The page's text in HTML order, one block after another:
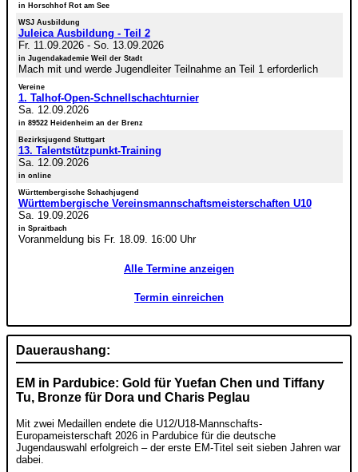
in Horschhof Rot am See
WSJ Ausbildung
Juleica Ausbildung - Teil 2
Fr. 11.09.2026- So. 13.09.2026
in Jugendakademie Weil der Stadt
Mach mit und werde Jugendleiter Teilnahme an Teil 1 erforderlich
Vereine
1. Talhof-Open-Schnellschachturnier
Sa. 12.09.2026
in 89522 Heidenheim an der Brenz
Bezirksjugend Stuttgart
13. Talentstützpunkt-Training
Sa. 12.09.2026
in online
Württembergische Schachjugend
Württembergische Vereinsmannschaftsmeisterschaften U10
Sa. 19.09.2026
in Spraitbach
Voranmeldung bis Fr. 18.09. 16:00 Uhr
Alle Termine anzeigen
Termin einreichen
Daueraushang:
EM in Pardubice: Gold für Yuefan Chen und Tiffany
Tu, Bronze für Dora und Charis Peglau
Mit zwei Medaillen endete die U12/U18-Mannschafts-
Europameisterschaft 2026 in Pardubice für die deutsche
Jugendauswahl erfolgreich – der erste EM-Titel seit sieben Jahren war
dabei.